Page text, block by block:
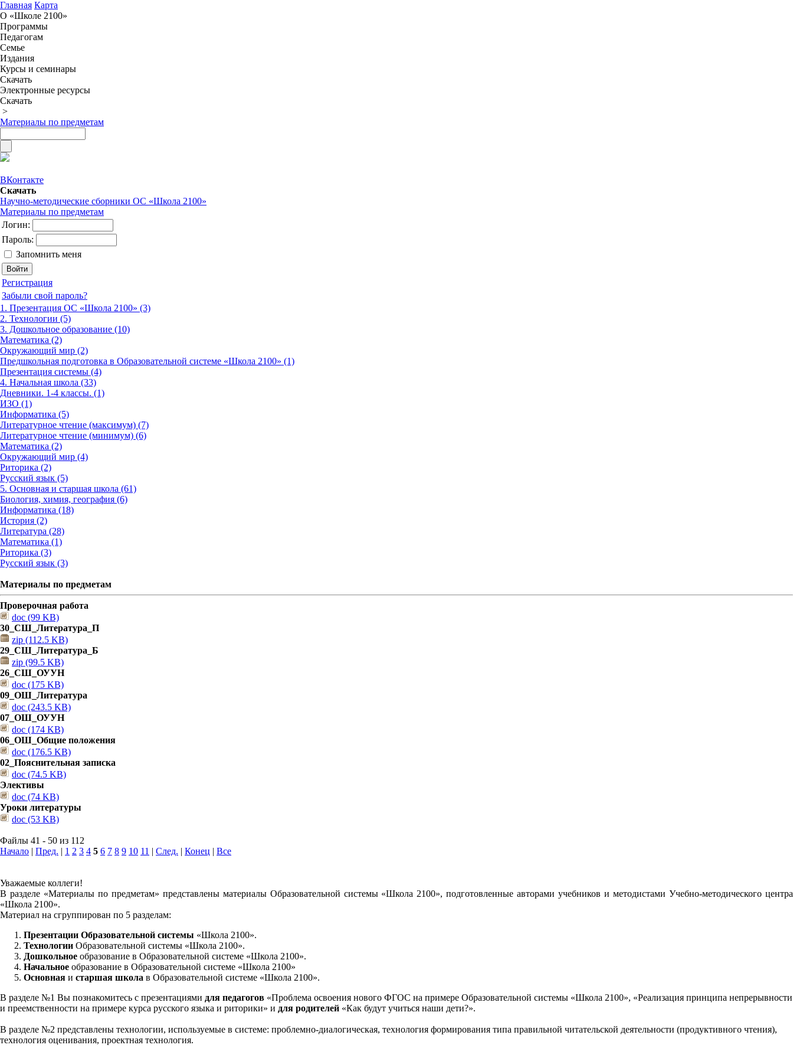
Главная Карта
О «Школе 2100»
Программы
Педагогам
Семье
Издания
Курсы и семинары
Скачать
Электронные ресурсы
Скачать
>
Материалы по предметам
ВКонтакте
Скачать
Научно-методические сборники ОС «Школа 2100»
Материалы по предметам
Логин:
Пароль:
Запомнить меня
Регистрация
Забыли свой пароль?
1. Презентация ОС «Школа 2100» (3)
2. Технологии (5)
3. Дошкольное образование (10)
Математика (2)
Окружающий мир (2)
Предшкольная подготовка в Образовательной системе «Школа 2100» (1)
Презентация системы (4)
4. Начальная школа (33)
Дневники. 1-4 классы. (1)
ИЗО (1)
Информатика (5)
Литературное чтение (максимум) (7)
Литературное чтение (минимум) (6)
Математика (2)
Окружающий мир (4)
Риторика (2)
Русский язык (5)
5. Основная и старшая школа (61)
Биология, химия, география (6)
Информатика (18)
История (2)
Литература (28)
Математика (1)
Риторика (3)
Русский язык (3)
Материалы по предметам
Проверочная работа
doc (99 KB)
30_СШ_Литература_П
zip (112.5 KB)
29_СШ_Литература_Б
zip (99.5 KB)
26_СШ_ОУУН
doc (175 KB)
09_ОШ_Литература
doc (243.5 KB)
07_ОШ_ОУУН
doc (174 KB)
06_ОШ_Общие положения
doc (176.5 KB)
02_Пояснительная записка
doc (74.5 KB)
Элективы
doc (74 KB)
Уроки литературы
doc (53 KB)
Файлы 41 - 50 из 112
Начало | Пред. | 1 2 3 4 5 6 7 8 9 10 11 | След. | Конец | Все
Уважаемые коллеги!
В разделе «Материалы по предметам» представлены материалы Образовательной системы «Школа 2100», подготовленные авторами учебников и методистами Учебно-методического центра
«Школа 2100».
Материал на сгруппирован по 5 разделам:
Презентации Образовательной системы «Школа 2100».
Технологии Образовательной системы «Школа 2100».
Дошкольное образование в Образовательной системе «Школа 2100».
Начальное образование в Образовательной системе «Школа 2100»
Основная и старшая школа в Образовательной системе «Школа 2100».
В разделе №1 Вы познакомитесь с презентациями для педагогов «Проблема освоения нового ФГОС на примере Образовательной системы «Школа 2100», «Реализация принципа непрерывности
и преемственности на примере курса русского языка и риторики» и для родителей «Как будут учиться наши дети?».
В разделе №2 представлены технологии, используемые в системе: проблемно-диалогическая, технология формирования типа правильной читательской деятельности (продуктивного чтения),
технология оценивания, проектная технология.